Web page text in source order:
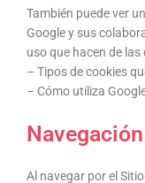
También puede ver
Google y sus
uso que hacen de
– Tipos de cookies
– Cómo utiliza
Al navegar por el